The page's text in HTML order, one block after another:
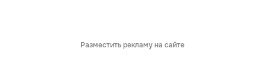
Разместить рекламу на сайте